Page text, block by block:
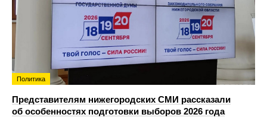
Политика
Представителям нижегородских СМИ рассказали
об особенностях подготовки выборов 2026 года